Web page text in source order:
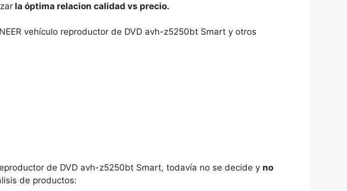
la óptima relacion calidad vs precio.
vehículo reproductor de DVD avh-z5250bt Smart y otros
de DVD avh-z5250bt Smart, todavía no se decide y no
de productos: